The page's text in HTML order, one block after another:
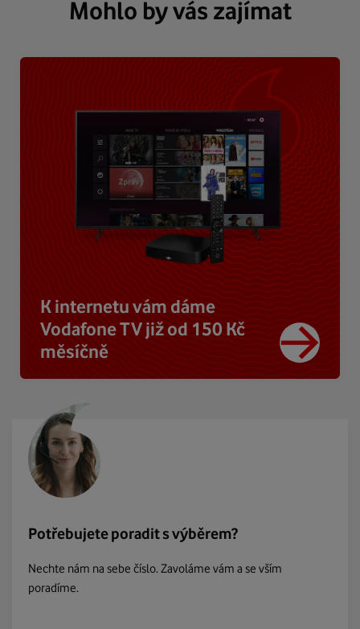
Mohlo by vás zajímat
K internetu vám dáme
Vodafone TV již od 150 Kč
měsíčně
Potřebujete poradit s výběrem?
Nechte nám na sebe číslo. Zavoláme vám a se vším
poradíme.